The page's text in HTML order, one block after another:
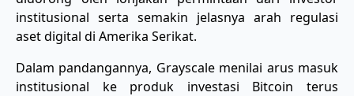
institusional serta semakin jelasnya arah regulasi
aset digital di Amerika Serikat.
Dalam pandangannya, Grayscale menilai arus masuk
institusional ke produk investasi Bitcoin terus